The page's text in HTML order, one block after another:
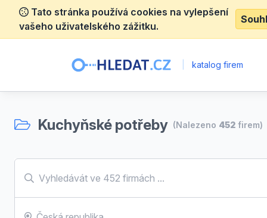
Tato stránka používá cookies na vylepšení
vašeho uživatelského zážitku.
katalog firem
Kuchyňské potřeby (Nalezeno 452 firem)